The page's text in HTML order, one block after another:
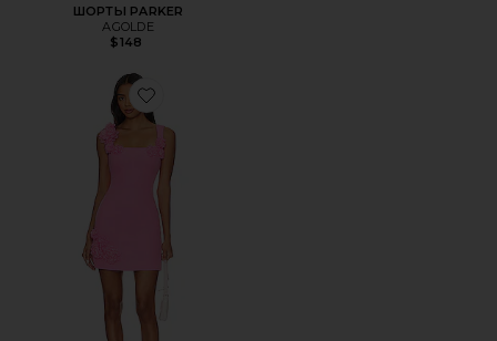
ШОРТЫ PARKER
AGOLDE
$148
Favorite МИНИ ПЛАТЬЕ TROMPE